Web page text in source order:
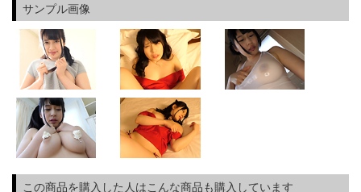
サンプル画像
この商品を購入した人はこんな商品も購入しています